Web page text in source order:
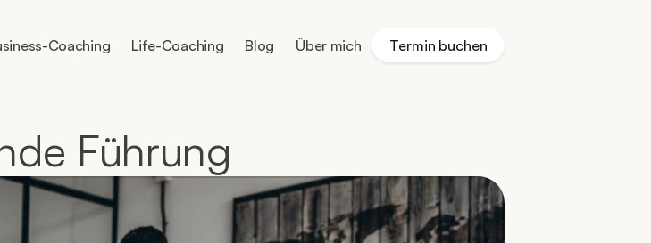
Coaching Life-Coaching Blog Über mich Termin buchen
Führung